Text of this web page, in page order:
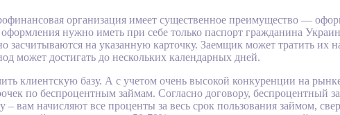
организация имеет существенное преимущество —
нужно иметь при себе только паспорт гражданина
засчитываются на указанную карточку. Заемщик может тратить их
может достигать до нескольких календарных дней.
клиентскую базу. А с учетом очень высокой конкуренции на
по беспроцентным займам. Согласно договору, беспроцентный
вам начисляют все проценты за весь срок пользования займом,